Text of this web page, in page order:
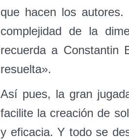
que hacen los
complejidad de la
recuerda a Constantin
resuelta».
Así pues, la gran
facilite la creación de
y eficacia. Y todo se